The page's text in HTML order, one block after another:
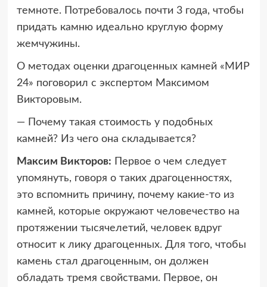
темноте. Потребовалось почти 3 года, чтобы
придать камню идеально круглую форму
жемчужины.
О методах оценки драгоценных камней «МИР
24» поговорил с экспертом Максимом
Викторовым.
— Почему такая стоимость у подобных
камней? Из чего она складывается?
Максим Викторов: Первое о чем следует
упомянуть, говоря о таких драгоценностях,
это вспомнить причину, почему какие-то из
камней, которые окружают человечество на
протяжении тысячелетий, человек вдруг
относит к лику драгоценных. Для того, чтобы
камень стал драгоценным, он должен
обладать тремя свойствами. Первое, он